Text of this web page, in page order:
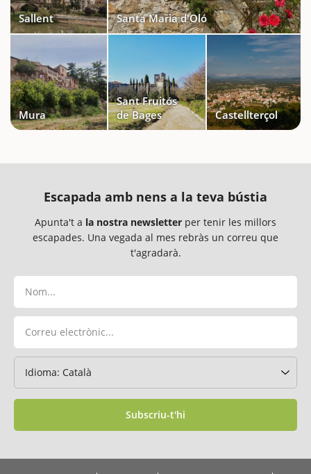
Sallent Santa Maria d'Oló
Mura
Sant Fruitós
de Bages
Castellterçol
Escapada amb nens a la teva bústia
Apunta't a la nostra newsletter per tenir les millors
escapades. Una vegada al mes rebràs un correu que
t'agradarà.
Subscriu-t'hi